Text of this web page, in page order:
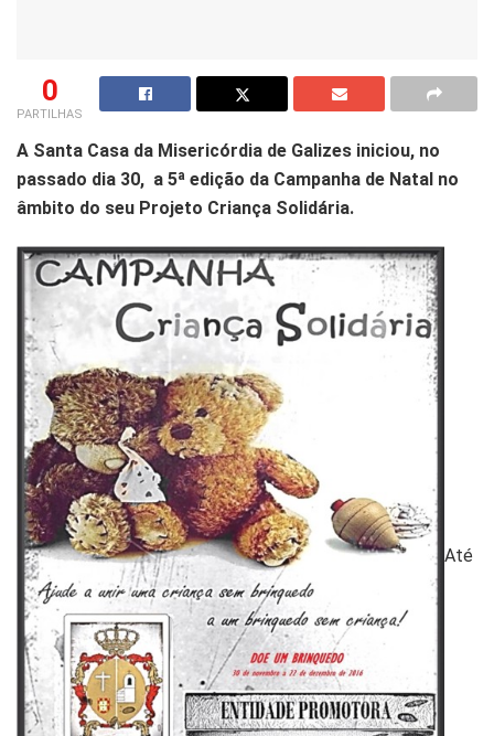
0
PARTILHAS
A Santa Casa da Misericórdia de Galizes iniciou, no
passado dia 30, a 5ª edição da Campanha de Natal no
âmbito do seu Projeto Criança Solidária.
Até